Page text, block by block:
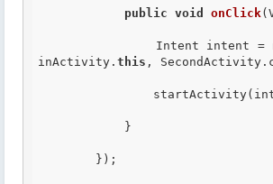
public void onClick
                Intent intent =
inActivity. this ,